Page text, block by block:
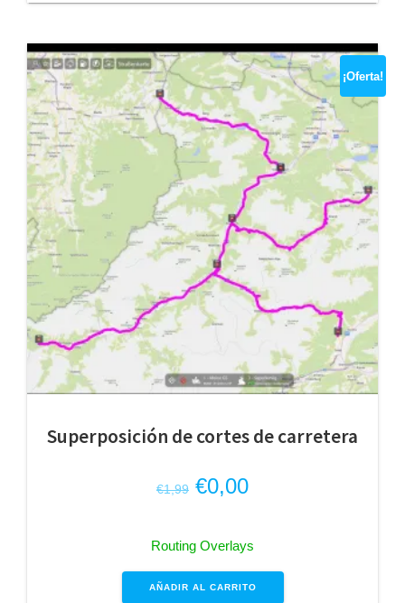
¡Oferta!
Superposición de cortes de carretera
€1,99 El
original
era:
€1,99.
€0,00El
€0,00.
Routing Overlays
AÑADIR AL CARRITO